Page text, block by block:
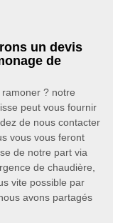
un devis
de
? notre
peut vous fournir
de nous contacter
vous vous feront
de notre part via
de chaudière,
vite possible par
avons partagés